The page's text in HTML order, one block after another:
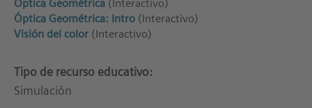
Óptica Geométrica (Interactivo)
Óptica Geométrica: Intro (Interactivo)
Visión del color (Interactivo)
Tipo de recurso educativo:
Simulación